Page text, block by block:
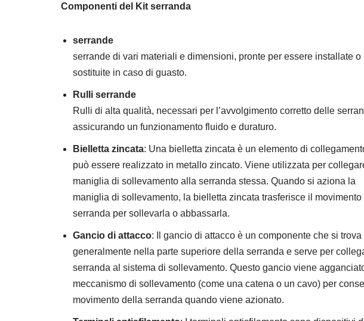
Componenti del Kit serranda
serrande
serrande di vari materiali e dimensioni, pronte per essere installate o
sostituite in caso di guasto.
Rulli serrande
Rulli di alta qualità, necessari per l’avvolgimento corretto delle
assicurando un funzionamento fluido e duraturo.
Bielletta zincata: Una bielletta zincata è un elemento di
può essere realizzato in metallo zincato. Viene utilizzata per
maniglia di sollevamento alla serranda stessa. Quando si aziona la
maniglia di sollevamento, la bielletta zincata trasferisce il movimento
serranda per sollevarla o abbassarla.
Gancio di attacco: Il gancio di attacco è un componente che si trova
generalmente nella parte superiore della serranda e serve per
serranda al sistema di sollevamento. Questo gancio viene
meccanismo di sollevamento (come una catena o un cavo) per
movimento della serranda quando viene azionato.